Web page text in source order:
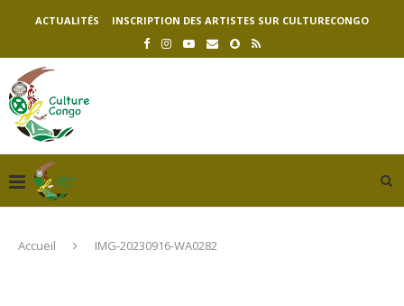
ACTUALITÉS INSCRIPTION DES ARTISTES SUR CULTURECONGO
Accueil IMG-20230916-WA0282